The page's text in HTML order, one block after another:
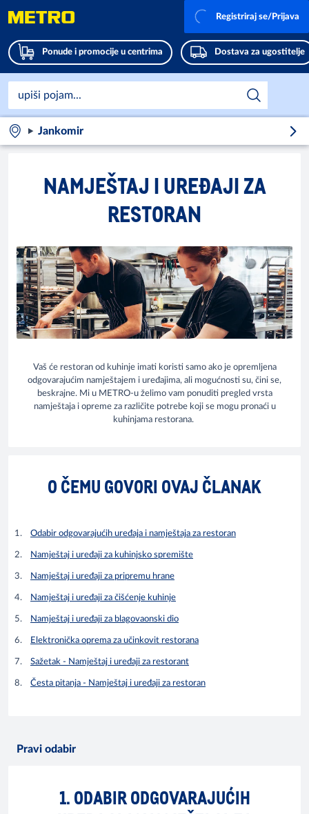
Ponude i promocije u centrima Dostava za ugostitelje
Registriraj se/Prijava
Jankomir
NAMJEŠTAJ I UREĐAJI ZA
RESTORAN
Vaš će restoran od kuhinje imati koristi samo ako je opremljena
odgovarajućim namještajem i uređajima, ali mogućnosti su, čini se,
beskrajne. Mi u METRO-u želimo vam ponuditi pregled vrsta
namještaja i opreme za različite potrebe koji se mogu pronaći u
kuhinjama restorana.
O ČEMU GOVORI OVAJ ČLANAK
Odabir odgovarajućih uređaja i namještaja za restoran
Namještaj i uređaji za kuhinjsko spremište
Namještaj i uređaji za pripremu hrane
Namještaj i uređaji za čišćenje kuhinje
Namještaj i uređaji za blagovaonski dio
Elektronička oprema za učinkovit restorana
Sažetak - Namještaj i uređaji za restorant
Česta pitanja - Namještaj i uređaji za restoran
Pravi odabir
1. ODABIR ODGOVARAJUĆIH